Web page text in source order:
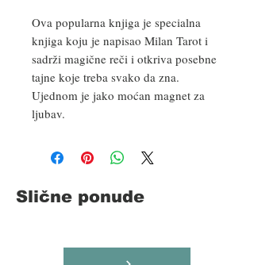
Ova popularna knjiga je specialna
knjiga koju je napisao Milan Tarot i
sadrži magične reči i otkriva posebne
tajne koje treba svako da zna.
Ujednom je jako moćan magnet za
ljubav.
Slične ponude